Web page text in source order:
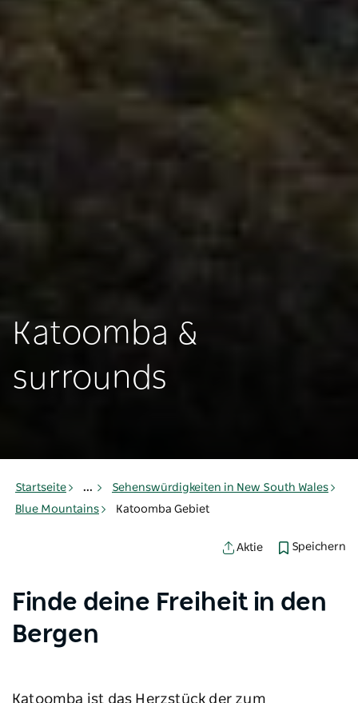
Katoomba &
surrounds
Startseite ...
Sehenswürdigkeiten in New South Wales
Blue Mountains
Katoomba Gebiet
Aktie Speichern
Finde deine Freiheit in den
Bergen
Katoomba ist das Herzstück der zum